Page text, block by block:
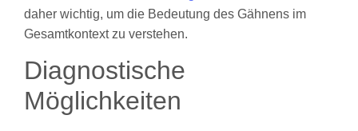
daher wichtig, um die Bedeutung des Gähnens im
Gesamtkontext zu verstehen.
Diagnostische
Möglichkeiten